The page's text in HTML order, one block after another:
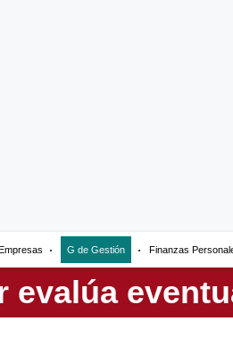
G de Gestión Finanzas